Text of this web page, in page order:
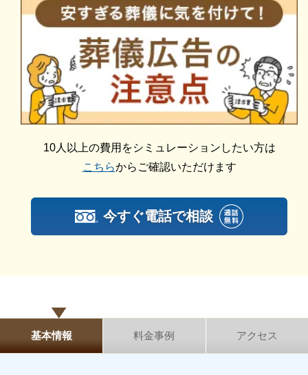
追加料金の心配がない総額費用を提示します
人数・式場・火葬場などの各種条件やご要望、ご事情
にあわせて、お見積りを作成いたします。葬儀を施行
する前に総額費用をご確認いただき、それぞれの内訳
をご説明します。その上で葬儀費用の総額にご納得い
ただいてから施行いたしますのでご安心ください。
大崎上島町火葬場大峰苑には火葬場があるため、直
葬・火葬式に対応できます。
大崎上島町火葬場大峰苑の詳細情報
大崎上島町火葬場大峰苑の詳細情報をご紹介します。
宗派・宗教不問です
どなたでも利用できます。
そのため、仏教だけでなくキリスト教や神式の方にも
対応できます。
火葬炉を3基完備しています
大崎上島町火葬場大峰苑には火葬炉が3基あるため、
10人以上の費用をシミュレーションしたい方は
こちらからご確認いただけます
今すぐ電話で相談
基本情報 料金事例 アクセス